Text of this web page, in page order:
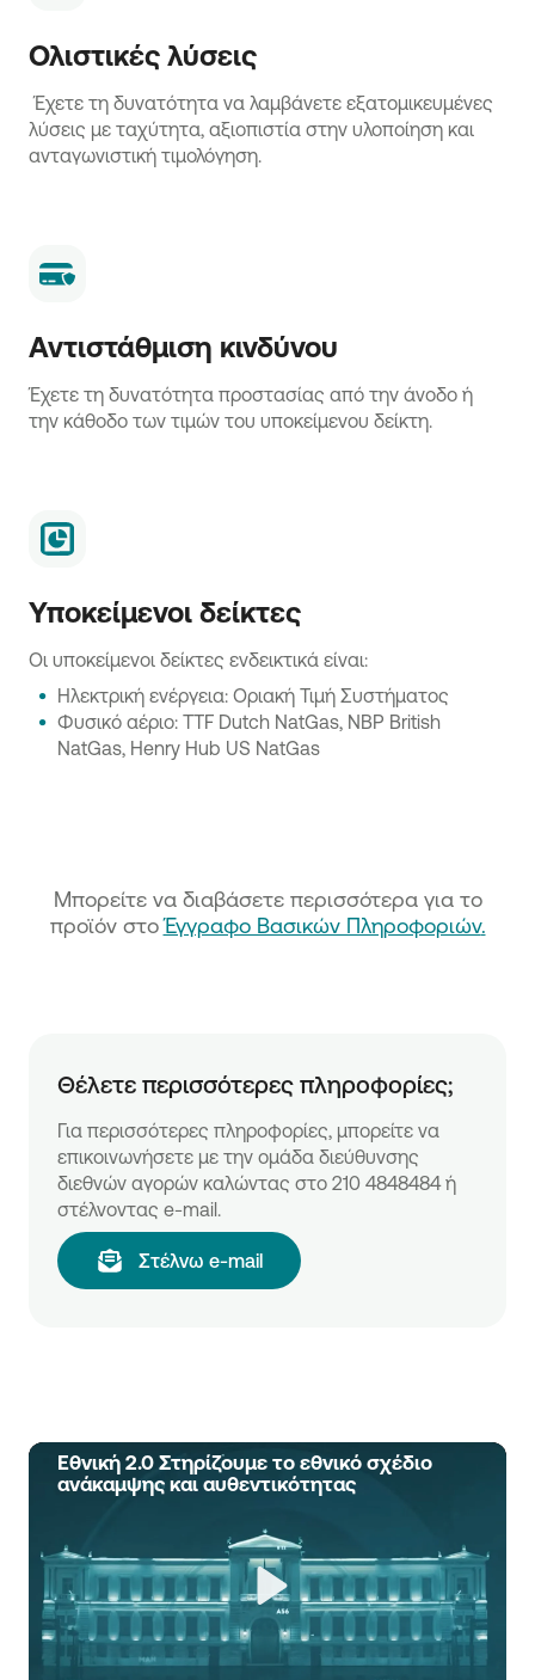
Ολιστικές λύσεις
Έχετε τη δυνατότητα να λαμβάνετε εξατομικευμένες
λύσεις με ταχύτητα, αξιοπιστία στην υλοποίηση και
ανταγωνιστική τιμολόγηση.
Αντιστάθμιση κινδύνου
Έχετε τη δυνατότητα προστασίας από την άνοδο ή
την κάθοδο των τιμών του υποκείμενου δείκτη.
Υποκείμενοι δείκτες
Οι υποκείμενοι δείκτες ενδεικτικά είναι:
Ηλεκτρική ενέργεια: Οριακή Τιμή Συστήματος
Φυσικό αέριο: TTF Dutch NatGas, NBP British
NatGas, Henry Hub US NatGas
Μπορείτε να διαβάσετε περισσότερα για το
προϊόν στοΈγγραφο Βασικών Πληροφοριών.
Θέλετε περισσότερες πληροφορίες;
Για περισσότερες πληροφορίες, μπορείτε να
επικοινωνήσετε με την ομάδα διεύθυνσης
διεθνών αγορών καλώντας στο 210 4848484 ή
στέλνοντας e-mail.
Στέλνω e-mail
Play
Εθνική 2.0 Στηρίζουμε το εθνικό σχέδιο
ανάκαμψης και αυθεντικότητας